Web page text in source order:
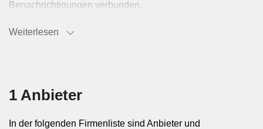
Benachrichtigungen verbunden.
Verwendet werden Video Calls für kurze Abstimmungen,
Kundengespräche, Support-Sitzungen oder
Weiterlesen
1 Anbieter
In der folgenden Firmenliste sind Anbieter und